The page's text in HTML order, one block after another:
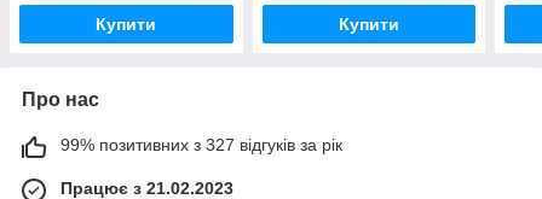
Купити Купити
Про нас
99% позитивних з 327 відгуків за рік
Працює з 21.02.2023